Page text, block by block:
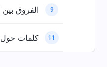
9 الفروق بين
11 كلمات حول